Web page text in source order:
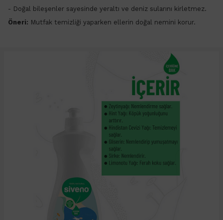
- Doğal bileşenler sayesinde yeraltı ve deniz sularını kirletmez.
Öneri: Mutfak temizliği yaparken ellerin doğal nemini korur.